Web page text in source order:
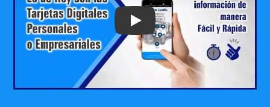
Play: Keynote (Google I/O '18)